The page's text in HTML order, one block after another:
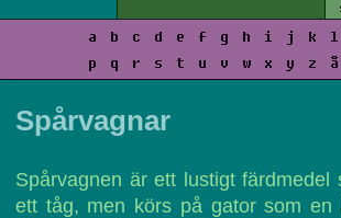
a b c d e f g h i j k l
p
q r s t u v w x y z å
Spårvagnar
Spårvagnen är ett lustigt färdmedel
ett tåg, men körs på gator som en